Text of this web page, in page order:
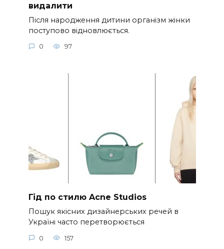
видалити
Після народження дитини організм жінки
поступово відновлюється.
0 97
Гід по стилю Acne Studios
Пошук якісних дизайнерських речей в
Україні часто перетворюється
0 157